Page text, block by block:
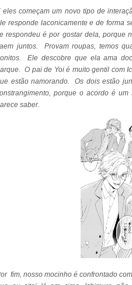
eles começam um novo tipo de
responde laconicamente e de forma
respondeu é por gostar dela, porque
juntos. Provam roupas, temos
Ele descobre que ela ama
O pai de Yoi é muito gentil com
estão namorando. Os dois estão
porque o acordo é
saber.
fim, nosso mocinho é confrontado